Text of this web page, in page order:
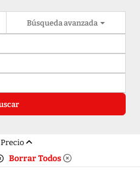
Búsqueda avanzada
Precio
Borrar Todos